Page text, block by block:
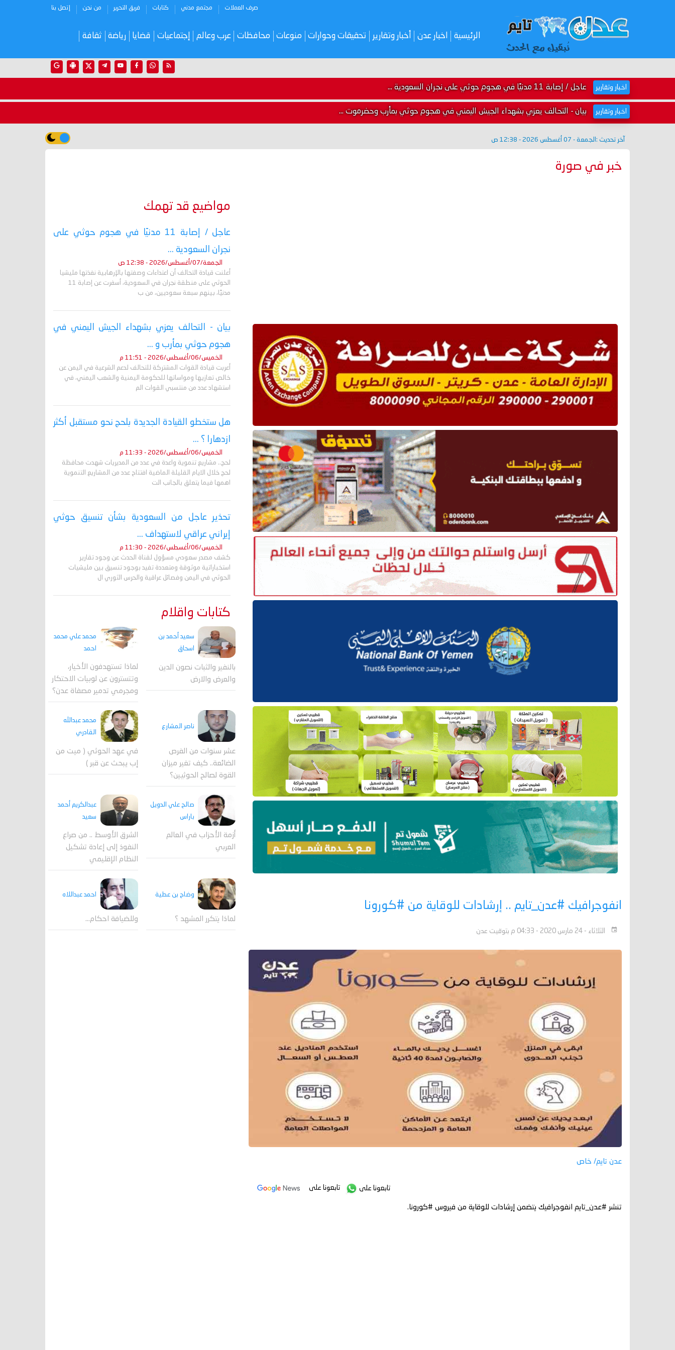
صرف العملات مجتمع مدني كتابات فريق التحرير من نحن إتصل بنا
الرئيسية اخبار عدن أخبار وتقارير تحقيقات وحوارات منوعات محافظات عرب وعالم إجتماعيات قضايا رياضة ثقافة
اخبار وتقارير عاجل / إصابة 11 مدنيًا في هجوم حوثي على نجران السعودية ...
اخبار وتقارير بيان - التحالف يعزي بشهداء الجيش اليمني في هجوم حوثي بمأرب وحضرموت ...
آخر تحديث : الجمعة - 07 أغسطس 2026 - 12:38 ص
خبر في صورة
انفوجرافيك #عدن_تايم .. إرشادات للوقاية من #كورونا
الثلاثاء - 24 مارس 2020 - 04:33 م بتوقيت عدن
عدن تايم/ خاص
تابعونا على تابعونا على
تنشر #عدن_تايم انفوجرافيك يتضمن إرشادات للوقاية من فيروس #كورونا.
مواضيع قد تهمك
عاجل / إصابة 11 مدنيًا في هجوم حوثي على
نجران السعودية ...
الجمعة/07/أغسطس/2026 - 12:38 ص
أعلنت قيادة التحالف أن اعتداءات وصفتها بالإرهابية نفذتها مليشيا
الحوثي على منطقة نجران في السعودية، أسفرت عن إصابة 11
مدنيًا، بينهم سبعة سعوديين، من ب
بيان - التحالف يعزي بشهداء الجيش اليمني في
هجوم حوثي بمأرب و ...
الخميس/06/أغسطس/2026 - 11:51 م
أعربت قيادة القوات المشتركة للتحالف لدعم الشرعية في اليمن عن
خالص تعازيها ومواساتها للحكومة اليمنية والشعب اليمني، في
استشهاد عدد من منتسبي القوات الم
هل ستخطو القيادة الجديدة بلحج نحو مستقبل أكثر
ازدهارا ؟ ...
الخميس/06/أغسطس/2026 - 11:33 م
لحج.. مشاريع تنموية واعدة في عدد من المديريات شهدت محافظة
لحج خلال الايام القليلة الماضية افتتاح عدد من المشاريع التنموية
اهمها فيما يتعلق بالجانب الت
تحذير عاجل من السعودية بشأن تنسيق حوثي
إيراني عراقي لاستهداف ...
الخميس/06/أغسطس/2026 - 11:30 م
كشف مصدر سعودي مسؤول لقناة الحدث عن وجود تقارير
استخباراتية موثوقة ومتعددة تفيد بوجود تنسيق بين مليشيات
الحوثي في اليمن وفصائل عراقية والحرس الثوري ال
كتابات واقلام
سعيد أحمد بن
اسحاق
بالنفير والثبات نصون الدين
والعرض والارض
محمد علي محمد
احمد
لماذا تستهدفون الأخيار،
وتتسترون عن لوبيات الاحتكار
ومجرمي تدمير مصفاة عدن؟
ناصر المشارع
عشر سنوات من الفرص
الضائعة.. كيف تغير ميزان
القوة لصالح الحوثيين؟
محمد عبدالله
القادري
في عهد الحوثي ( ميت من
إب يبحث عن قبر )
صالح علي الدويل
باراس
أزمة الأحزاب في العالم
العربي
عبدالكريم أحمد
سعيد
الشرق الأوسط .. من صراع
النفوذ إلى إعادة تشكيل
النظام الإقليمي
وضاح بن عطية
لماذا يتكرر المشهد ؟
احمد عبداللاه
وللضيافة احكام…